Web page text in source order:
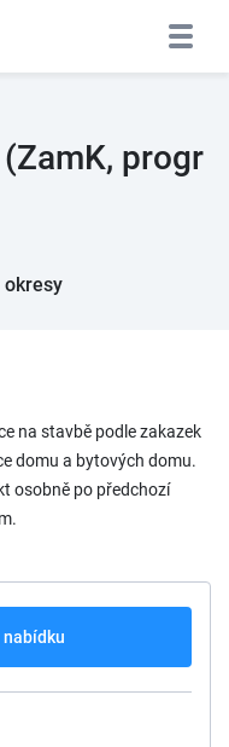
(ZamK, progr
okresy
na stavbě podle zakazek
domu a bytových domu.
osobně po předchozí
nabídku